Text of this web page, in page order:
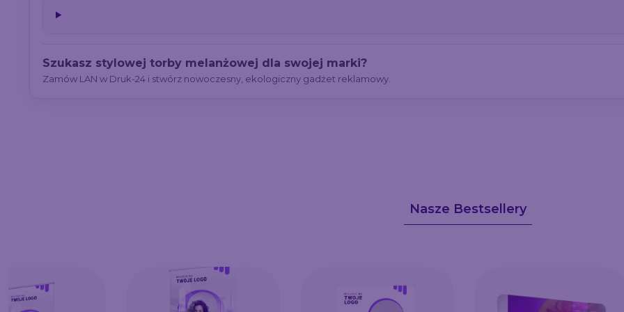
Szukasz stylowej torby melanżowej dla swojej marki?
Zamów LAN w Druk-24 i stwórz nowoczesny, ekologiczny gadżet reklamowy.
Nasze Bestsellery